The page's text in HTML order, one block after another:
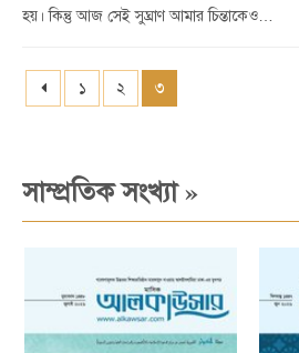
হয়। কিন্তু আজ সেই সুঘ্রাণ আমার চিন্তাকেও…
১ ২ ৩
সাম্প্রতিক সংখ্যা»